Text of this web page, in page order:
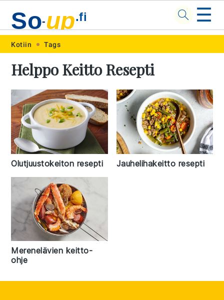
Skip
primary
navigation
Skip
main
content
Skip
primary
sidebar
Skip
footer
So-up.fi ☰
Kotiin Tags
Helppo Keitto Resepti
Olutjuustokeiton resepti Jauhelihakeitto resepti
Merenelävien keitto-
ohje